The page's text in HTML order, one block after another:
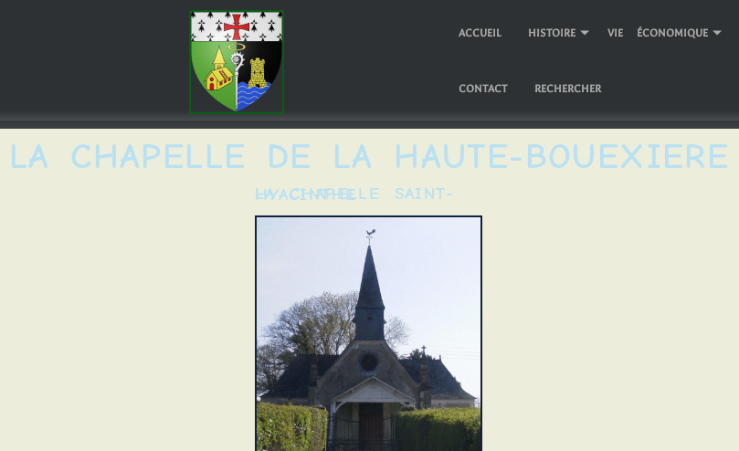
ACCUEIL HISTOIRE VIE ÉCONOMIQUE
CONTACT RECHERCHER
LA CHAPELLE DE LA HAUTE-BOUEXIERE
LA CHAPELLE SAINT-HYACINTHE